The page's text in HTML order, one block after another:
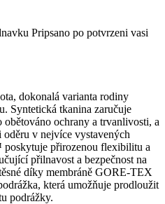
Pripsano po potvrzeni vasi
dokonalá varianta rodiny
Syntetická tkanina zaručuje
ochrany a trvanlivosti, a
v nejvíce vystavených
přirozenou flexibilitu a
přilnavost a bezpečnost na
díky membráně GORE-TEX
která umožňuje prodloužit
podrážky.